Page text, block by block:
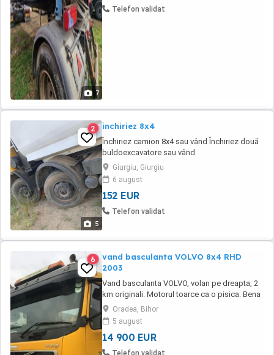
7
telecomanda - bena robustă - înmatriculată ...
Telefon validat
5
2 inchiriez 8x4
Închiriez camion 8x4 sau vând Închiriez două
buldoexcavatore sau vând
Giurgiu, Giurgiu
6 august
152 EUR
Telefon validat
6
vand basculanta VOLVO 8x4 RHD
2003
Vand basculanta VOLVO, volan pe dreapta, 2
km originali. Motorul toarce ca o pisica. Bena
de aluminiu, 20mc, cilindru basculare in fata.
Oradea, Bihor
5 august
14 900 EUR
Telefon validat